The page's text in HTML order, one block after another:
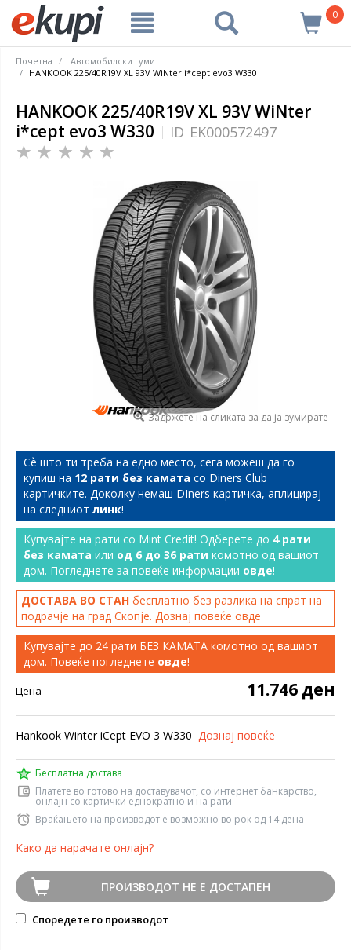
0
Почетна
Автомобилски гуми
HANKOOK 225/40R19V XL 93V WiNter i*cept evo3 W330
HANKOOK 225/40R19V XL 93V WiNter
i*cept evo3 W330
ID EK000572497
Задржете на сликата за да ја зумирате
Сѐ што ти треба на едно место, сега можеш да го
купиш на 12 рати без камата со Diners Club
картичките. Доколку немаш DIners картичка, аплицирај
на следниот линк!
Купувајте на рати со Mint Credit! Одберете до 4 рати
без камата или од 6 до 36 рати комотно од вашиот
дом. Погледнете за повеќе информации овде!
ДОСТАВА ВО СТАН бесплатно без разлика на спрат на
подрачје на град Скопје. Дознај повеќе овде
Купувајте до 24 рати БЕЗ КАМАТА комотно од вашиот
дом. Повеќе погледнете овде!
Цена 11.746 ден
Hankook Winter iCept EVO 3 W330 Дознај повеќе
Бесплатна достава
Платете во готово на доставувачот, со интернет банкарство,
онлајн со картички еднократно и на рати
Враќањето на производот е возможно во рок од 14 дена
Како да нарачате онлајн?
ПРОИЗВОДОТ НЕ Е ДОСТАПЕН
Споредете го производот